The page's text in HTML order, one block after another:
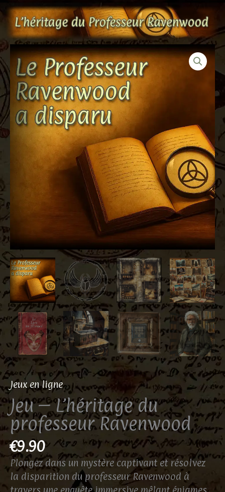
Aller
contenu
Jeux en ligne
Jeu – L’héritage du
professeur Ravenwood
€9.90
Plongez dans un mystère captivant et résolvez
la disparition du professeur Ravenwood à
travers une enquête immersive mêlant énigmes,
quantité
de
Jeu
L'héritage
du
professeur
Ravenwood